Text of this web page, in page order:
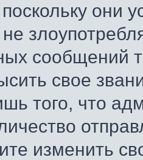
они
сообщений
свое
того, что
изменить